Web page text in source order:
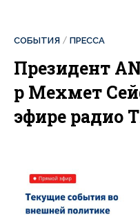
СОБЫТИЯ ПРЕССА
Президент
р Мехмет
эфире радио